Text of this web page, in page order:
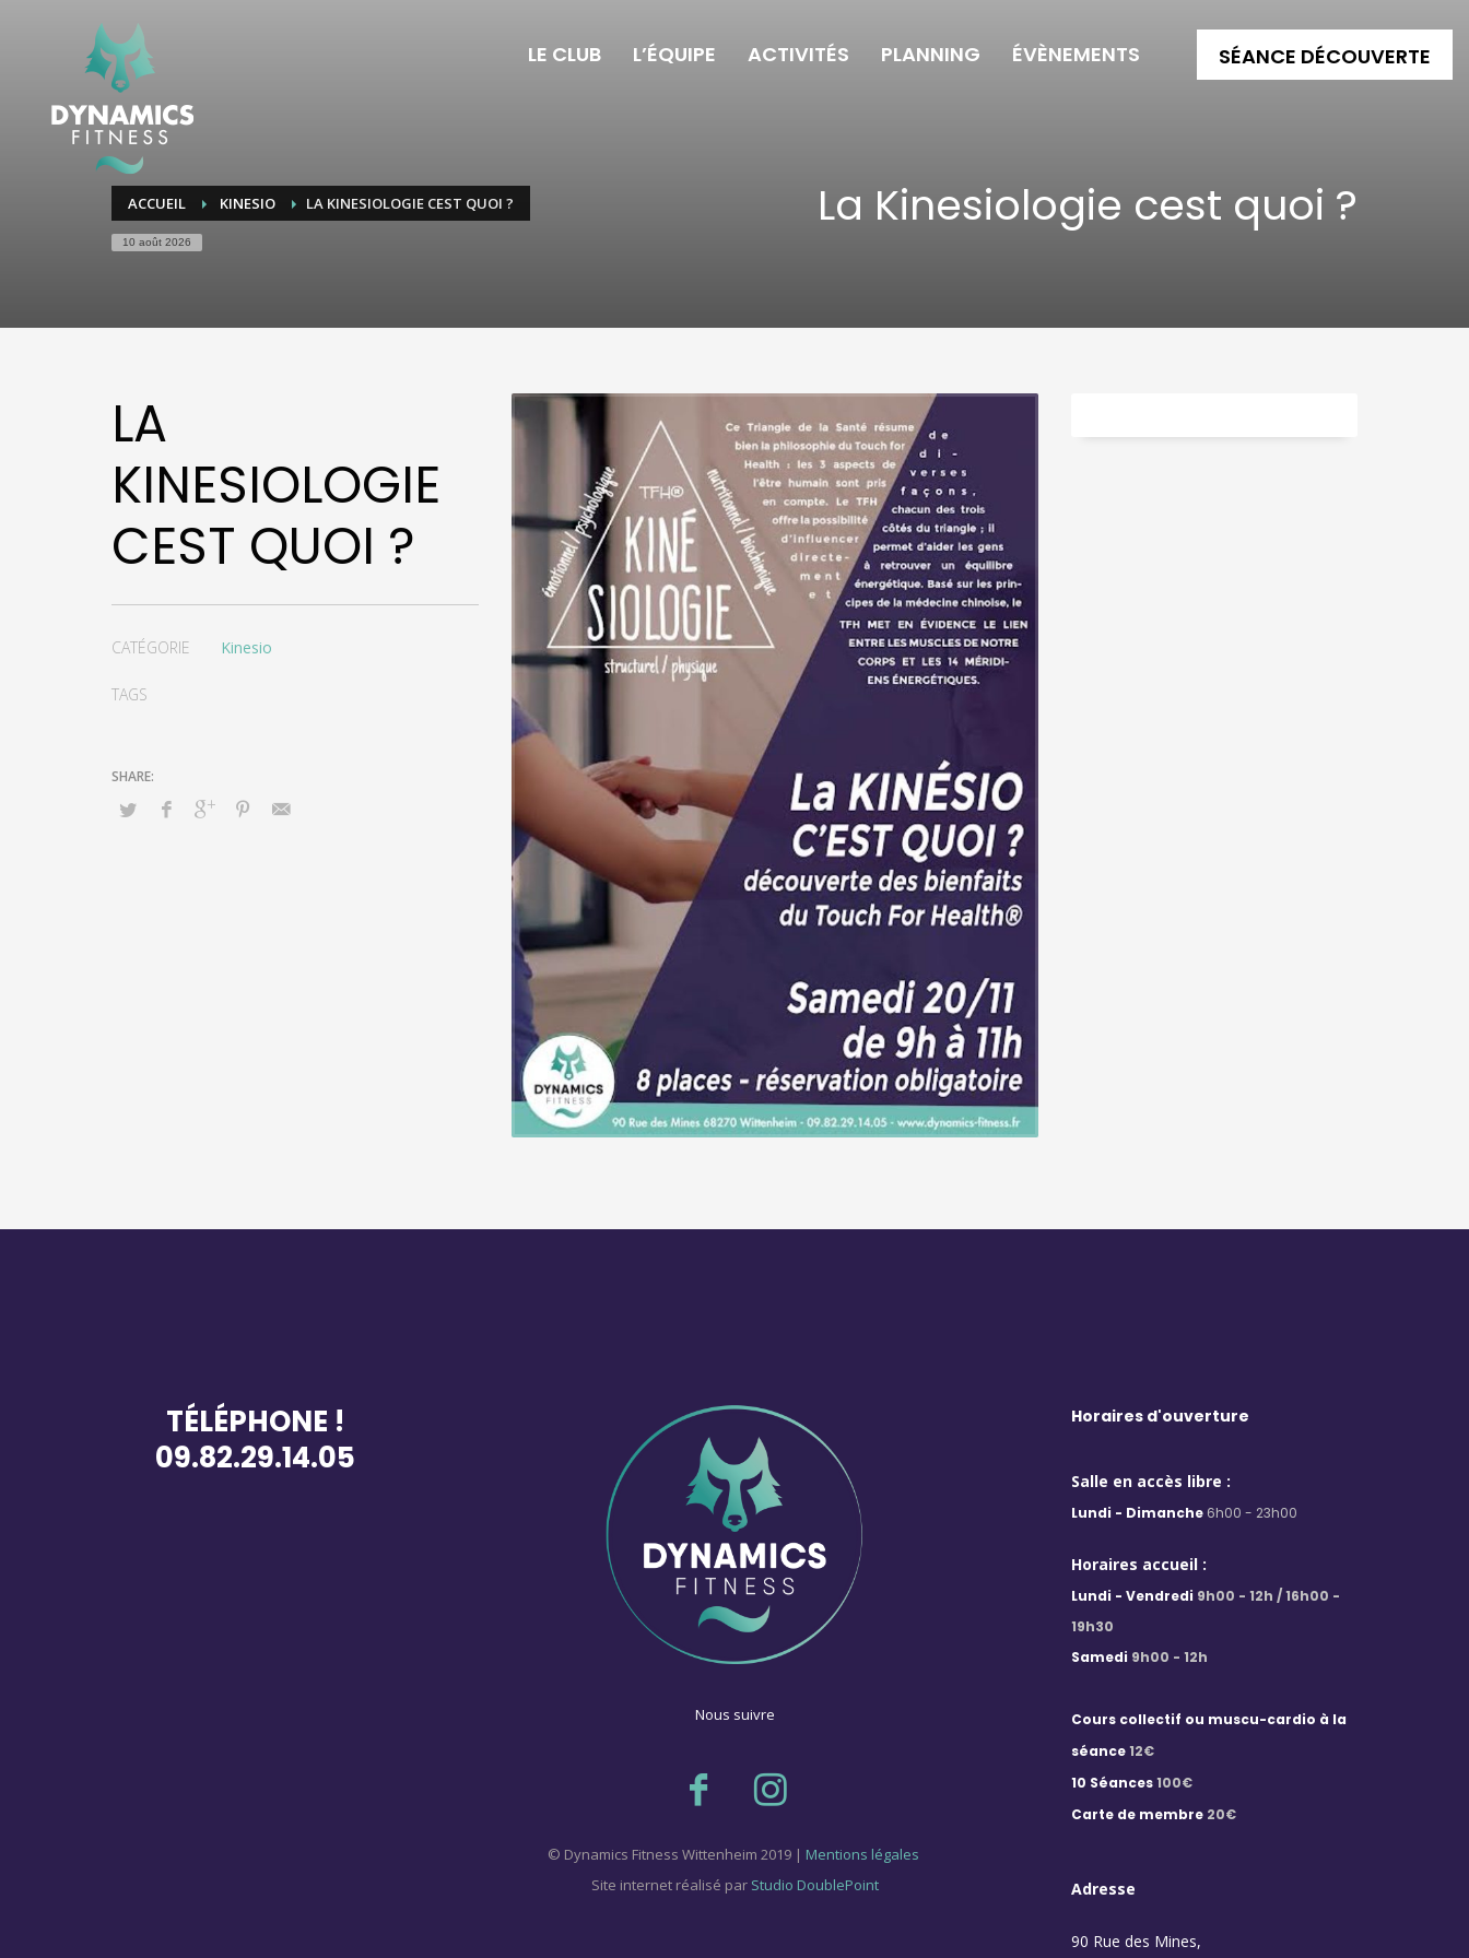
LE CLUB L’ÉQUIPE ACTIVITÉS PLANNING ÉVÈNEMENTS SÉANCE DÉCOUVERTE
ACCUEIL KINESIO LA KINESIOLOGIE CEST QUOI ?
10 août 2026
La Kinesiologie cest quoi ?
LA
KINESIOLOGIE
CEST QUOI ?
CATÉGORIE Kinesio
TAGS
TÉLÉPHONE !
09.82.29.14.05
Nous suivre
© Dynamics Fitness Wittenheim 2019 | Mentions légales
Site internet réalisé par Studio DoublePoint
Horaires d'ouverture
Salle en accès libre :
Lundi - Dimanche6h00 - 23h00
Horaires accueil :
Lundi - Vendredi 9h00 - 12h / 16h00 -
19h30
Samedi 9h00 - 12h
Cours collectif ou muscu-cardio à la
séance12€
10 Séances100€
Carte de membre20€
Adresse
90 Rue des Mines,